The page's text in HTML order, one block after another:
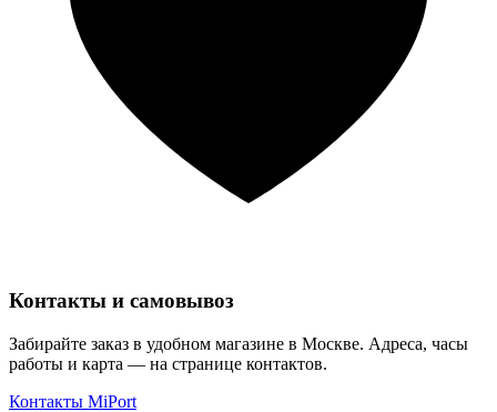
Контакты и самовывоз
Забирайте заказ в удобном магазине в Москве. Адреса, часы
работы и карта — на странице контактов.
Контакты MiPort